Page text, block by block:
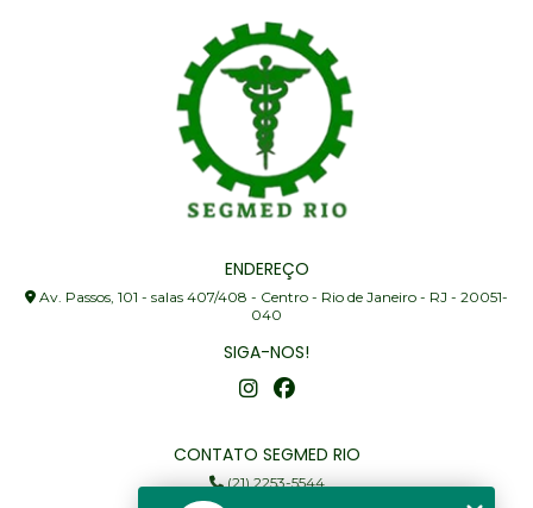
ENDEREÇO
Av. Passos, 101 - salas 407/408 - Centro - Rio de Janeiro - RJ - 20051-
040
SIGA-NOS!
CONTATO SEGMED RIO
(21) 2253-5544